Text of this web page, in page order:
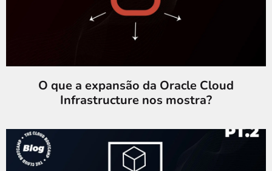
O que a expansão da Oracle Cloud
Infrastructure nos mostra?